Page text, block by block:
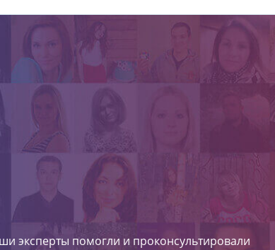
эксперты помогли и проконсультировали